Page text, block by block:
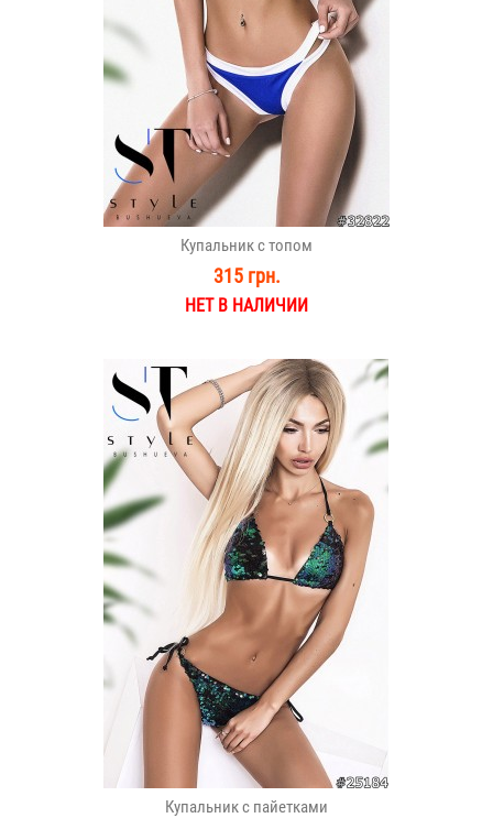
Купальник с топом
315 грн.
НЕТ В НАЛИЧИИ
Купальник с пайетками